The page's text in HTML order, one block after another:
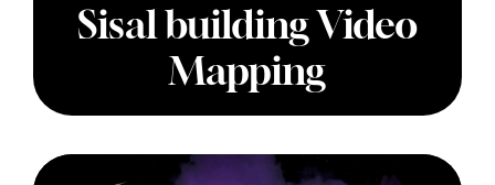
Sisal building Video
Mapping